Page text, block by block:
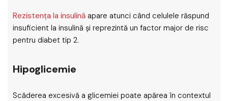
Rezistența la insulină apare atunci când celulele răspund
insuficient la insulină și reprezintă un factor major de risc
pentru diabet tip 2.
Hipoglicemie
Scăderea excesivă a glicemiei poate apărea în contextul